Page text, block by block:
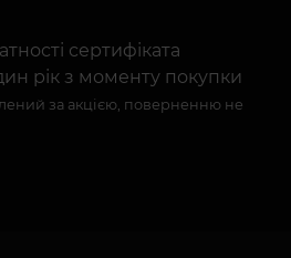
сертифіката
рік з моменту покупки
за акцією, поверненню не